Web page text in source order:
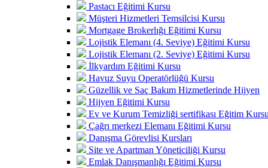
Pastacı Eğitimi Kursu
Müşteri Hizmetleri Temsilcisi Kursu
Mortgage Brokerlığı Eğitimi Kursu
Lojistik Elemanı (4. Seviye) Eğitimi Kursu
Lojistik Elemanı (2. Seviye) Eğitimi Kursu
İlkyardım Eğitimi Kursu
Havuz Suyu Operatörlüğü Kursu
Güzellik ve Saç Bakım Hizmetlerinde Hijyen
Hijyen Eğitimi Kursu
Ev ve Kurum Temizliği sertifikası Eğitim Kursu
Çağrı merkezi Elemanı Eğitimi Kursu
Danışma Görevlisi Kursları
Site ve Apartman Yöneticiliği Kursu
Emlak Danışmanlığı Eğitimi Kursu